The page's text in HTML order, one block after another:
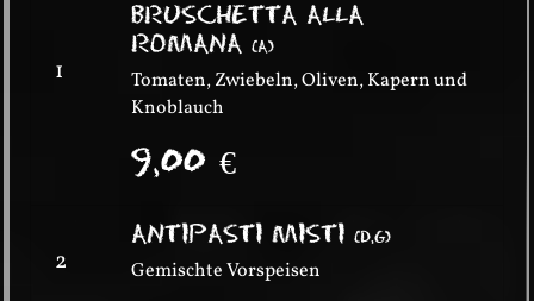
1
BRUSCHETTA ALLA
ROMANA(A)
Tomaten, Zwiebeln, Oliven, Kapern und
Knoblauch
9,00€
2
ANTIPASTI MISTI(D,G)
Gemischte Vorspeisen